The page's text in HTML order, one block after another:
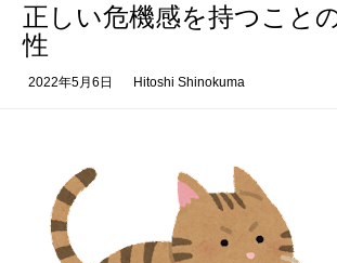
正しい危機感を持つこと
性
2022年5月6日 Hitoshi Shinokuma